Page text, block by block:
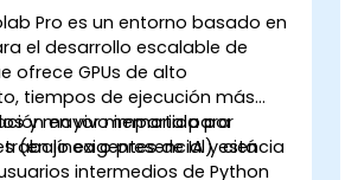
Pro es un entorno basado en
el desarrollo escalable de
ofrece GPUs de alto
tiempos de ejecución más
y mayor memoria para
exigentes de IA y ciencia
en vivo impartida por
(en línea o presencial) está
intermedios de Python